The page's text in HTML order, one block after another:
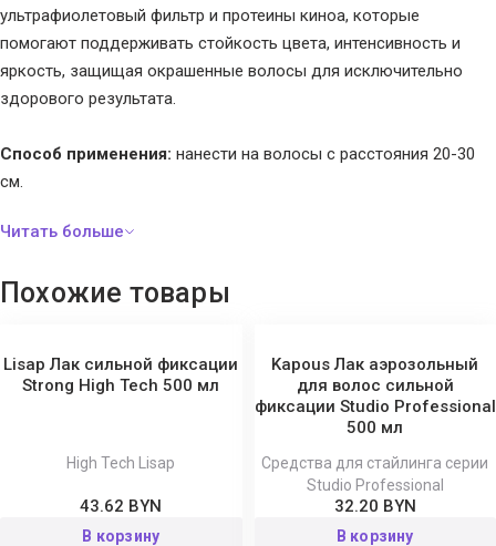
ультрафиолетовый фильтр и протеины киноа, которые
помогают поддерживать стойкость цвета, интенсивность и
яркость, защищая окрашенные волосы для исключительно
здорового результата.
Способ применения: нанести на волосы с расстояния 20-30
см.
Похожие товары
Lisap Лак сильной фиксации
Strong High Tech 500 мл
High Tech Lisap
43.62 BYN
В корзину
Kapous Лак аэрозольный
для волос сильной
фиксации Studio Professional
500 мл
Средства для стайлинга серии
Studio Professional
32.20 BYN
В корзину